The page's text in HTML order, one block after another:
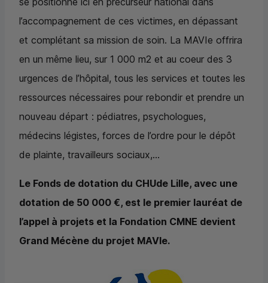
l’accompagnement de ces victimes, en dépassant
et complétant sa mission de soin. La MAVIe offrira
en un même lieu, sur 1 000 m2 et au coeur des 3
urgences de l’hôpital, tous les services et toutes les
ressources nécessaires pour rebondir et prendre un
nouveau départ : pédiatres, psychologues,
médecins légistes, forces de l’ordre pour le dépôt
de plainte, travailleurs sociaux,...
Le Fonds de dotation du CHUde Lille, avec une
dotation de 50 000 €, est le premier lauréat de
l’appel à projets et la Fondation CMNE devient
Grand Mécène du projet MAVIe.